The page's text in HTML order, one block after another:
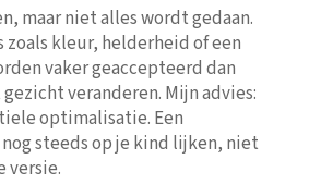
maar niet alles wordt gedaan.
kleur, helderheid of een
vaker geaccepteerd dan
veranderen. Mijn advies:
optimalisatie. Een
steeds op je kind lijken, niet
versie.